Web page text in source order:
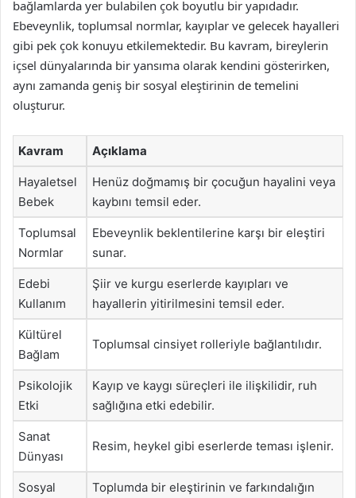
bağlamlarda yer bulabilen çok boyutlu bir yapıdadır.
Ebeveynlik, toplumsal normlar, kayıplar ve gelecek hayalleri
gibi pek çok konuyu etkilemektedir. Bu kavram, bireylerin
içsel dünyalarında bir yansıma olarak kendini gösterirken,
aynı zamanda geniş bir sosyal eleştirinin de temelini
oluşturur.
Kavram Açıklama
Hayaletsel
Bebek
Henüz doğmamış bir çocuğun hayalini veya
kaybını temsil eder.
Toplumsal
Normlar
Ebeveynlik beklentilerine karşı bir eleştiri
sunar.
Edebi
Kullanım
Şiir ve kurgu eserlerde kayıpları ve
hayallerin yitirilmesini temsil eder.
Kültürel
Bağlam
Toplumsal cinsiyet rolleriyle bağlantılıdır.
Psikolojik
Etki
Kayıp ve kaygı süreçleri ile ilişkilidir, ruh
sağlığına etki edebilir.
Sanat
Dünyası
Resim, heykel gibi eserlerde teması işlenir.
Sosyal
Toplumda bir eleştirinin ve farkındalığın